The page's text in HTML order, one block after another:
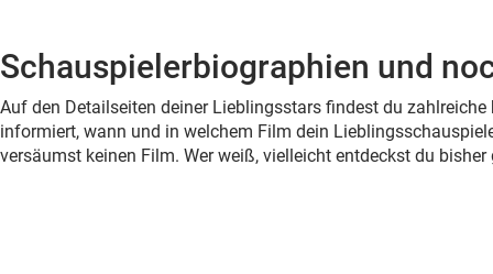
Schauspielerbiographien und
Auf den Detailseiten deiner Lieblingsstars findest du
informiert, wann und in welchem Film dein
versäumst keinen Film. Wer weiß, vielleicht entdeckst du